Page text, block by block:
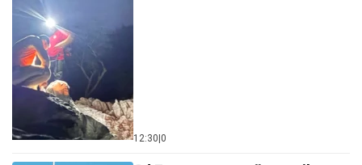
12:30 0